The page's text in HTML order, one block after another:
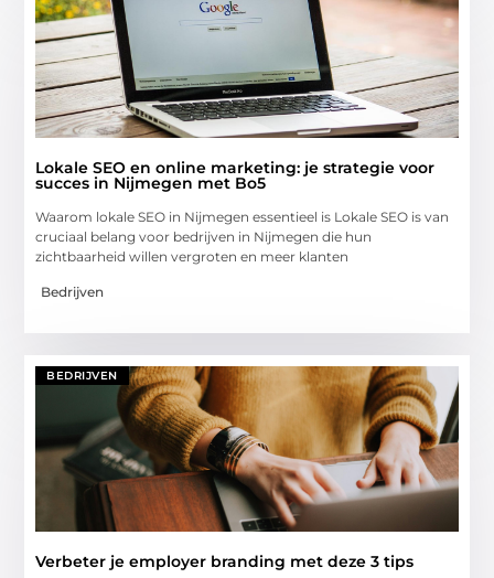
Lokale SEO en online marketing: je strategie voor
succes in Nijmegen met Bo5
Waarom lokale SEO in Nijmegen essentieel is Lokale SEO is van
cruciaal belang voor bedrijven in Nijmegen die hun
zichtbaarheid willen vergroten en meer klanten
Bedrijven
BEDRIJVEN
Verbeter je employer branding met deze 3 tips